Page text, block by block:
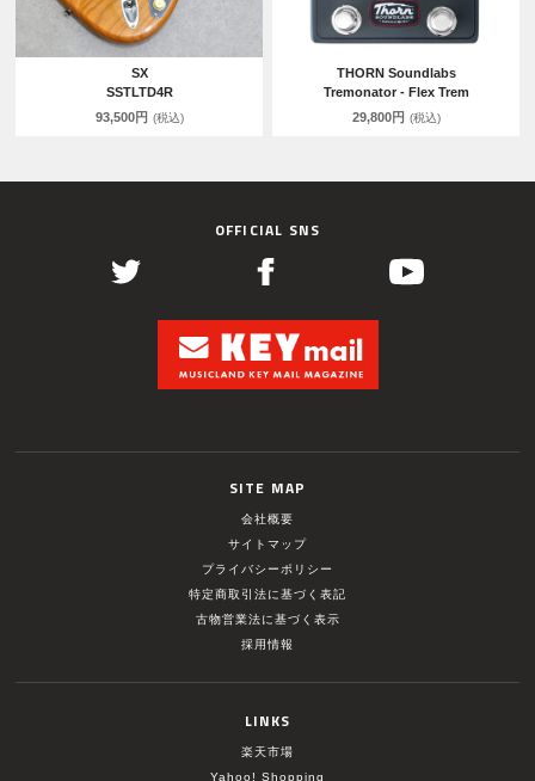
SX
SSTLTD4R
93,500円 (税込)
THORN Soundlabs
Tremonator - Flex Trem
29,800円 (税込)
OFFICIAL SNS
SITE MAP
会社概要
サイトマップ
プライバシーポリシー
特定商取引法に基づく表記
古物営業法に基づく表示
採用情報
LINKS
楽天市場
Yahoo! Shopping